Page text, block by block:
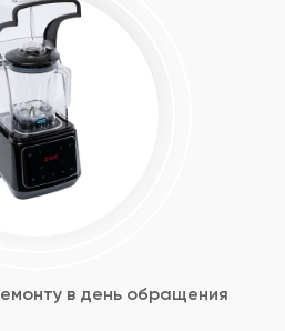
в день обращения